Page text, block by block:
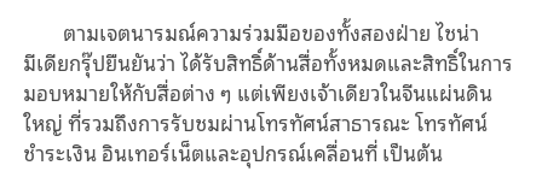
ตามเจตนารมณ์ความร่วมมือของทั้งสองฝ่าย ไชน่า
มีเดียกรุ๊ปยืนยันว่า ได้รับสิทธิ์ด้านสื่อทั้งหมดและสิทธิ์ในการ
มอบหมายให้กับสื่อต่าง ๆ แต่เพียงเจ้าเดียวในจีนแผ่นดิน
ใหญ่ ที่รวมถึงการรับชมผ่านโทรทัศน์สาธารณะ โทรทัศน์
ชำระเงิน อินเทอร์เน็ตและอุปกรณ์เคลื่อนที่ เป็นต้น